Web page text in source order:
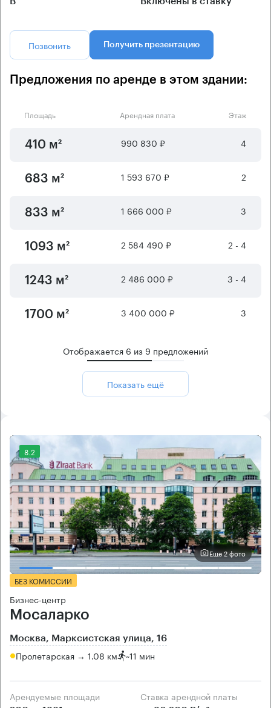
Позвонить Получить презентацию
Предложения по аренде в этом здании:
Площадь Арендная плата Этаж
410 м² 990 830 ₽ 4
683 м² 1 593 670 ₽ 2
833 м² 1 666 000 ₽ 3
1093 м² 2 584 490 ₽ 2 - 4
1243 м² 2 486 000 ₽ 3 - 4
1700 м² 3 400 000 ₽ 3
Отображается 6 из 9 предложений
Показать ещё
8.2
Еще 2 фото
БЕЗ КОМИССИИ
Бизнес-центр
Мосаларко
Москва, Марксистская улица, 16
Пролетарская → 1.08 км ~11 мин
Арендуемые площади Ставка арендной платы